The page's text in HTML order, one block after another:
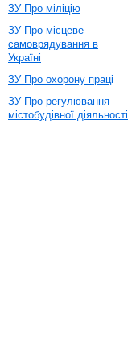
ЗУ Про міліцію
ЗУ Про місцеве
самоврядування в
Україні
ЗУ Про охорону праці
ЗУ Про регулювання
містобудівної діяльності